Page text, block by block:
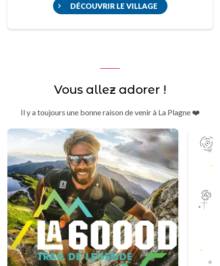
DÉCOUVRIR LE VILLAGE
Vous allez adorer !
Il y a toujours une bonne raison de venir à La Plagne ❤️